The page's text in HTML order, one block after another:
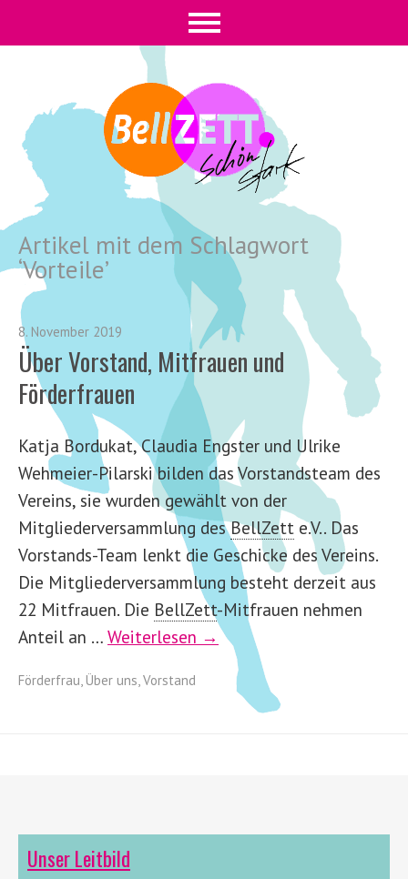
Artikel mit dem Schlagwort
‘Vorteile’
8. November 2019
Über Vorstand, Mitfrauen und
Förderfrauen
Katja Bordukat, Claudia Engster und Ulrike
Wehmeier-Pilarski bilden das Vorstandsteam des
Vereins, sie wurden gewählt von der
Mitgliederversammlung des BellZett e.V.. Das
Vorstands-Team lenkt die Geschicke des Vereins.
Die Mitgliederversammlung besteht derzeit aus
22 Mitfrauen. Die BellZett-Mitfrauen nehmen
Anteil an … Weiterlesen →
Förderfrau, Über uns,Vorstand
Unser Leitbild